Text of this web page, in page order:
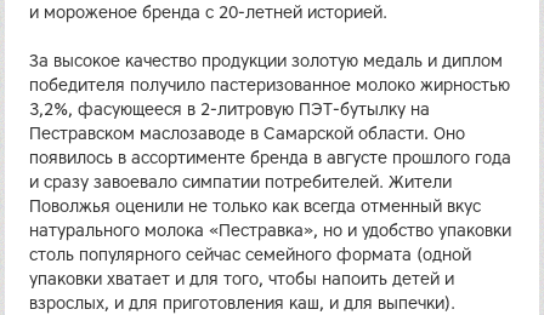
и мороженое бренда с 20-летней историей.
За высокое качество продукции золотую медаль и диплом
победителя получило пастеризованное молоко жирностью
3,2%, фасующееся в 2-литровую ПЭТ-бутылку на
Пестравском маслозаводе в Самарской области. Оно
появилось в ассортименте бренда в августе прошлого года
и сразу завоевало симпатии потребителей. Жители
Поволжья оценили не только как всегда отменный вкус
натурального молока «Пестравка», но и удобство упаковки
столь популярного сейчас семейного формата (одной
упаковки хватает и для того, чтобы напоить детей и
взрослых, и для приготовления каш, и для выпечки).